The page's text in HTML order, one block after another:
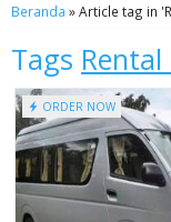
Beranda »Article tag in
Tags
ORDER NOW